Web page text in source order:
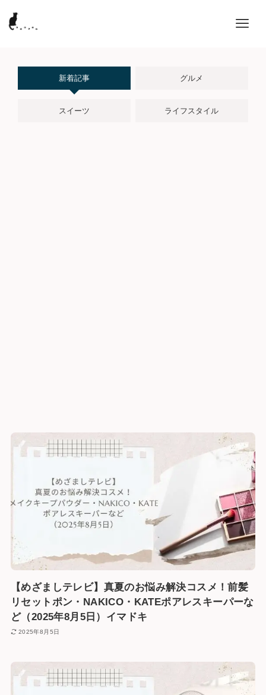
新着記事 グルメ
スイーツ ライフスタイル
【めざましテレビ】真夏のお悩み解決コスメ！前髪
リセットポン・NAKICO・KATEポアレスキーパーな
ど（2025年8月5日）イマドキ
2025年8月5日